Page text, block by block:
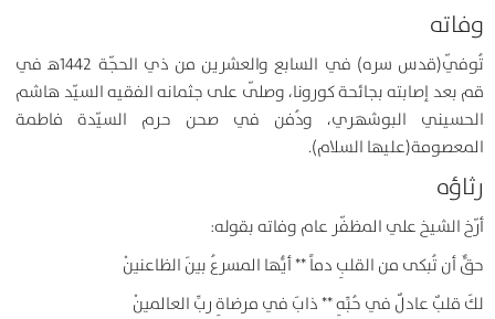
وفاته
تُوفّي(قدس سره) في السابع والعشرين من ذي الحجّة 1442ﻫ في
قم بعد إصابته بجائحة كورونا، وصلّى على جثمانه الفقيه السيّد هاشم
الحسيني البوشهري، ودُفن في صحن حرم السيّدة فاطمة
المعصومة(عليها السلام).
رثاؤه
أرّخ الشيخ علي المظفّر عام وفاته بقوله:
حقٌّ أن تُبكى من القلبِ دماً ** أيُّها المسرعُ بينَ الظاعنينْ
لكَ قلبٌ عادلٌ في حُبِّهِ ** ذابَ في مرضاةِ ربِّ العالمينْ